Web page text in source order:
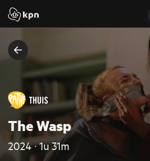
The Wasp
2024 ‧ 1u 31m